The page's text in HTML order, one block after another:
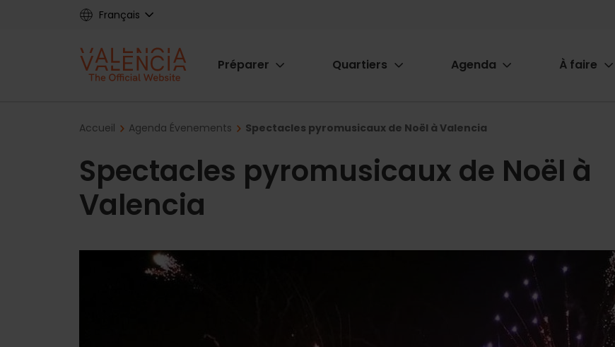
Français
Main
Préparer Quartiers Agenda À faire
Breadcrumb
Accueil Agenda Évenements Spectacles pyromusicaux de Noël à Valencia
Spectacles pyromusicaux de Noël à
Valencia